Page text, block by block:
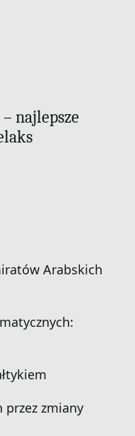
najlepsze
Arabskich
przez zmiany